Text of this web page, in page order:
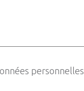
personnelles